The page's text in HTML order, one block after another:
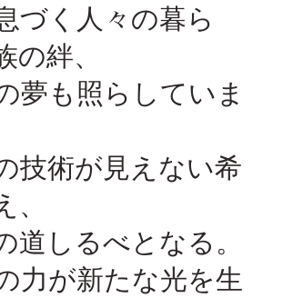
づく⼈々の暮ら
の絆、
夢も照らしていま
技術が⾒えない希
道しるべとなる。
⼒が新たな光を⽣